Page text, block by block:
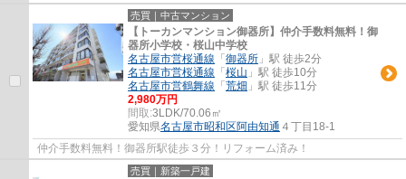
売買｜中古マンション
【トーカンマンション御器所】仲介手数料無料！御
器所小学校・桜山中学校
名古屋市営桜通線 「 御器所 」駅 徒歩2分
名古屋市営桜通線 「 桜山 」駅 徒歩10分
名古屋市営鶴舞線 「 荒畑 」駅 徒歩11分
2,980万円
間取:3LDK/70.06㎡
愛知県名古屋市昭和区阿由知通 ４丁目18-1
仲介手数料無料！御器所駅徒歩３分！リフォーム済み！
売買｜新築一戸建